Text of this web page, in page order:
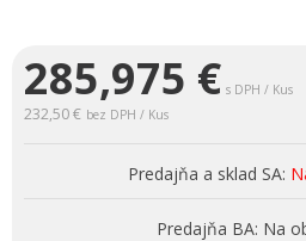
285,975 € s DPH / Kus
232,50 € bez DPH / Kus
Predajňa a sklad SA:
Predajňa BA: Na